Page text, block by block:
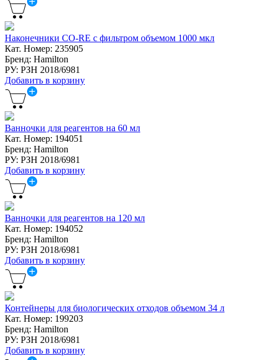
Наконечники CO-RE с фильтром объемом 1000 мкл
Кат. Номер: 235905
Бренд: Hamilton
РУ: РЗН 2018/6981
Добавить в корзину
Ванночки для реагентов на 60 мл
Кат. Номер: 194051
Бренд: Hamilton
РУ: РЗН 2018/6981
Добавить в корзину
Ванночки для реагентов на 120 мл
Кат. Номер: 194052
Бренд: Hamilton
РУ: РЗН 2018/6981
Добавить в корзину
Контейнеры для биологических отходов объемом 34 л
Кат. Номер: 199203
Бренд: Hamilton
РУ: РЗН 2018/6981
Добавить в корзину